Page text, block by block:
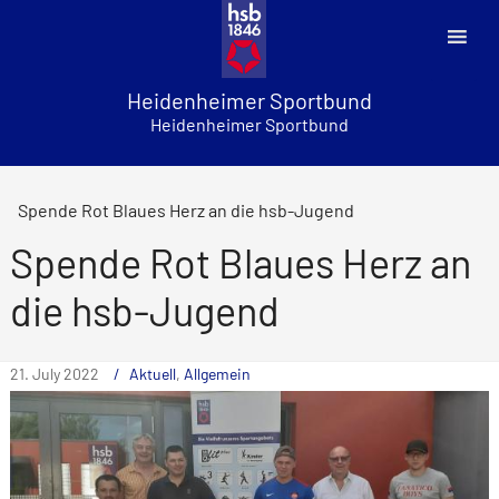
Heidenheimer Sportbund
Heidenheimer Sportbund
Spende Rot Blaues Herz an die hsb-Jugend
Spende Rot Blaues Herz an
die hsb-Jugend
21. July 2022 Aktuell, Allgemein